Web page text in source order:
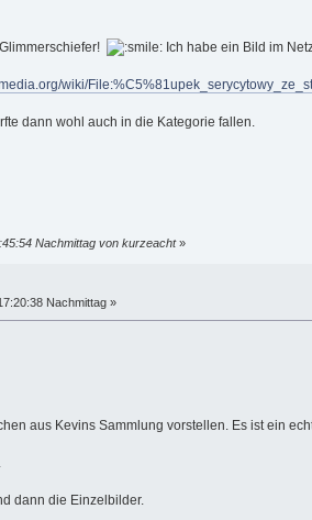
Ich habe ein Bild im
wiki/
dann wohl auch in die Kategorie fallen.
Nachmittag von kurzeacht»
Nachmittag »
aus Kevins Sammlung vorstellen. Es ist ein
dann die Einzelbilder.